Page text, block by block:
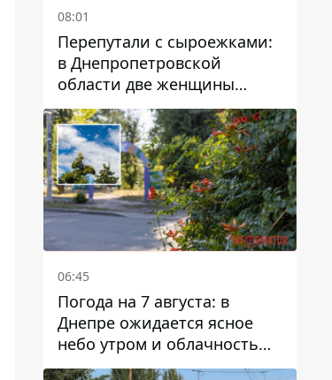
08:01
Перепутали с сыроежками:
в Днепропетровской
области две женщины
отравились грибами
06:45
Погода на 7 августа: в
Днепре ожидается ясное
небо утром и облачность
после обеда